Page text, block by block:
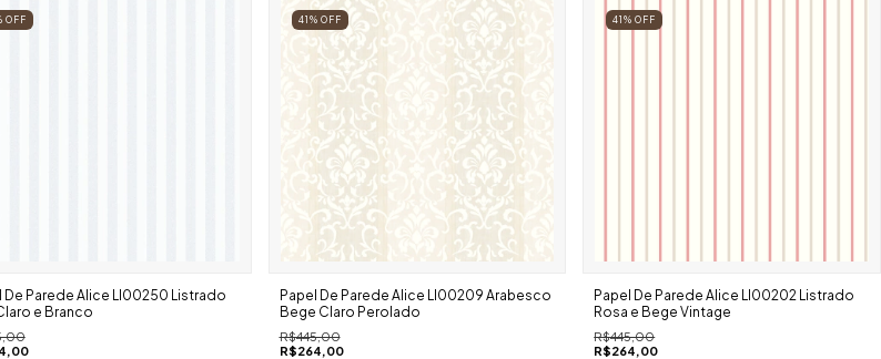
OFF
De Parede Alice Ll00250 Listrado
e Branco
41 % OFF
Papel De Parede Alice Ll00209 Arabesco
Bege Claro Perolado
R$445,00
R$264,00
41%OFF
Papel De Parede Alice Ll00202 Listrado
Rosa e Bege Vintage
R$445,00
R$264,00